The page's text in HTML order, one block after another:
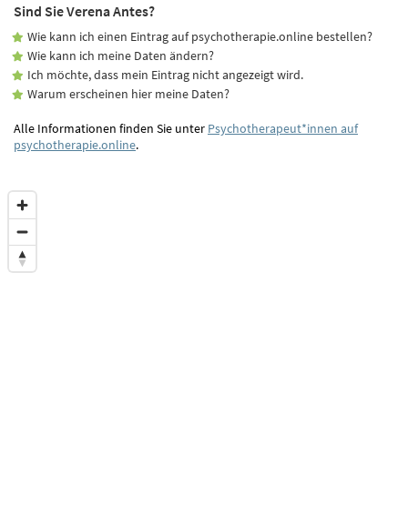
Sind Sie Verena Antes?
Wie kann ich einen Eintrag auf psychotherapie.online bestellen?
Wie kann ich meine Daten ändern?
Ich möchte, dass mein Eintrag nicht angezeigt wird.
Warum erscheinen hier meine Daten?
Alle Informationen finden Sie unter Psychotherapeut*innen auf
psychotherapie.online.